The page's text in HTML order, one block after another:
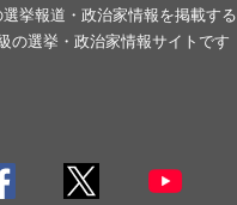
選挙報道・政治家情報を掲載する
の選挙・政治家情報サイトです